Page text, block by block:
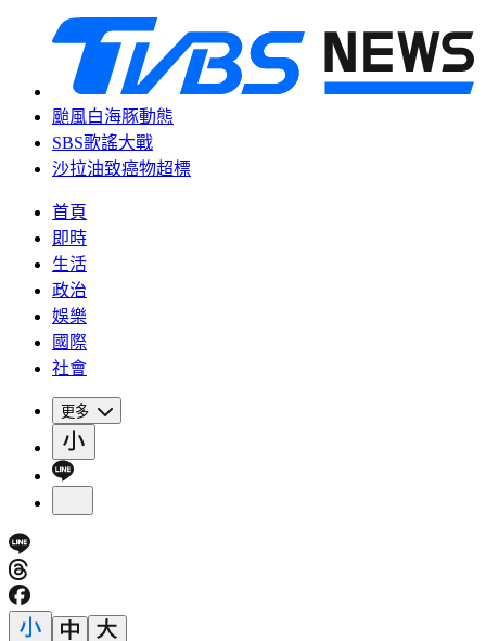
颱風白海豚動態
SBS歌謠大戰
沙拉油致癌物超標
首頁
即時
生活
政治
娛樂
國際
社會
更多